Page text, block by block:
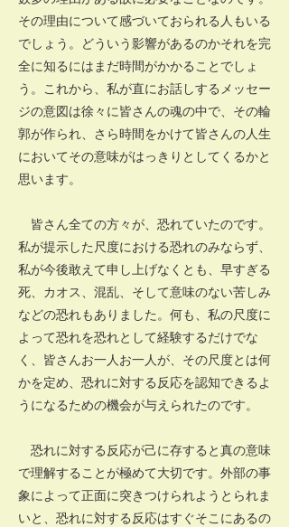
その理由について感づいておられる人もいる
でしょう。どういう影響があるのかそれを完
全に知るにはまだ時間がかかることでしょ
う。これから、私が直にお話しするメッセー
ジの意図は徐々に皆さんの魂の中で、その輪
郭が作られ、さら時間をかけて皆さんの人生
においてその意味がはっきりとしてくるかと
思います。
皆さん全ての方々が、恐れていたのです。
私が提示した尺度における恐れのみならず、
私が今後敢えて申し上げなくとも、早すぎる
死、カオス、混乱、そして意味のない苦しみ
などの恐れもありました。何も、私の尺度に
よって恐れを恐れとして経験するだけでな
く、皆さんお一人お一人が、その尺度とは何
かを定め、恐れに対する反応を認知できるよ
うになるための機会が与えられたのです。
恐れに対する反応が己に存すると真の意味
で理解することが極めて大切です。外部の事
象によって正面に突きつけられようとられま
いと、恐れに対する反応はすぐそこにあるの